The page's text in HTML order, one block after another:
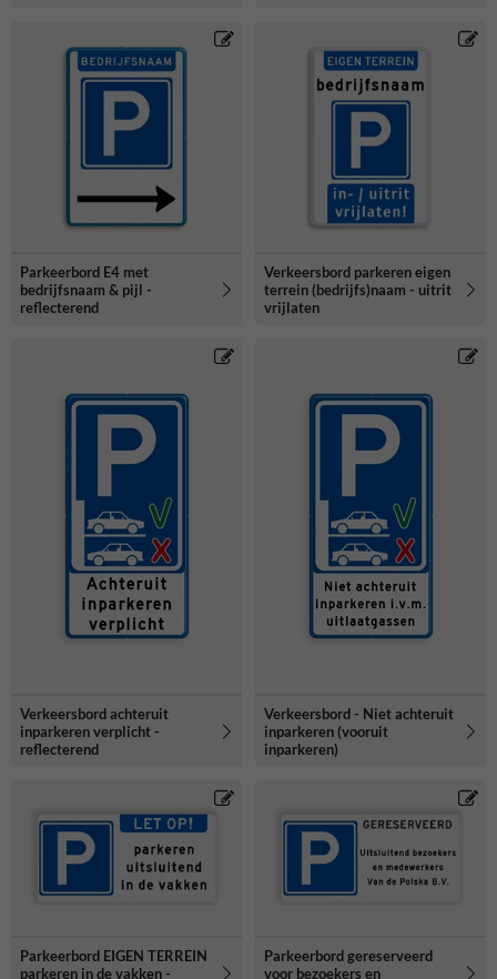
Parkeerbord E4 met
bedrijfsnaam & pijl -
reflecterend
Verkeersbord parkeren eigen
terrein (bedrijfs)naam - uitrit
vrijlaten
Verkeersbord achteruit
inparkeren verplicht -
reflecterend
Verkeersbord - Niet achteruit
inparkeren (vooruit
inparkeren)
Parkeerbord EIGEN TERREIN
parkeren in de vakken -
Parkeerbord gereserveerd
voor bezoekers en